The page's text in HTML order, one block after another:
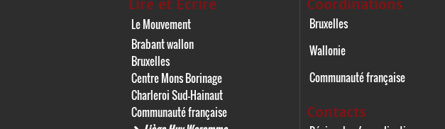
Lire et Écrire
Le Mouvement
Brabant wallon
Bruxelles
Centre Mons Borinage
Charleroi Sud-Hainaut
Communauté française
Coordinations
Bruxelles
Wallonie
Communauté française
Contacts